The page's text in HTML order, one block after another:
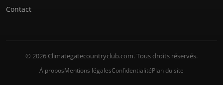
Contact
© 2026 Climategatecountryclub.com. Tous droits réservés.
À proposMentions légalesConfidentialitéPlan du site